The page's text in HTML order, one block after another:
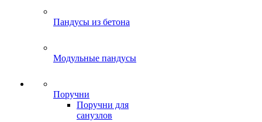
Пандусы из бетона
Модульные пандусы
Поручни
Поручни для
санузлов